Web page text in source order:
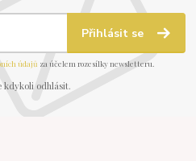
Přihlásit se
údajů za účelem rozesílky newsletteru.
kdykoli odhlásit.